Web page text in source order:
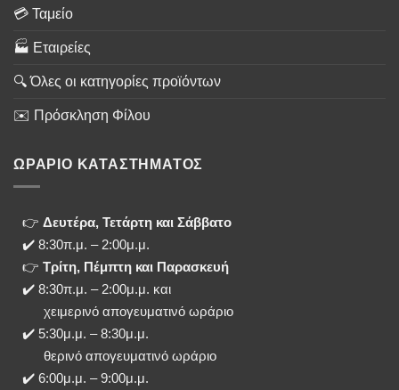
💳 Ταμείο
🏭 Εταιρείες
🔍 Όλες οι κατηγορίες προϊόντων
✉️ Πρόσκληση Φίλου
ΩΡΑΡΙΟ ΚΑΤΑΣΤΗΜΑΤΟΣ
👉 Δευτέρα, Τετάρτη και Σάββατο
✔️ 8:30π.μ. – 2:00μ.μ.
👉 Τρίτη, Πέμπτη και Παρασκευή
✔️ 8:30π.μ. – 2:00μ.μ. και
χειμερινό απογευματινό ωράριο
✔️ 5:30μ.μ. – 8:30μ.μ.
θερινό απογευματινό ωράριο
✔️ 6:00μ.μ. – 9:00μ.μ.